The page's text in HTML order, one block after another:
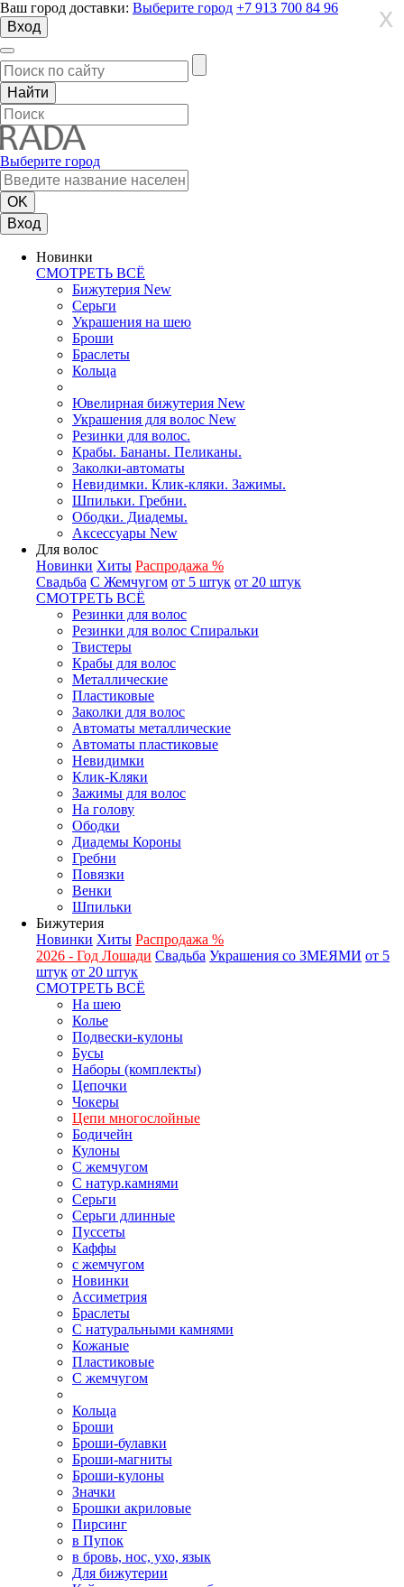
Ваш город доставки: Выберите город +7 913 700 84 96
Вход
Выберите город
Вход
Новинки
СМОТРЕТЬ ВСЁ
Бижутерия New
Серьги
Украшения на шею
Броши
Браслеты
Кольца
Ювелирная бижутерия New
Украшения для волос New
Резинки для волос.
Крабы. Бананы. Пеликаны.
Заколки-автоматы
Невидимки. Клик-кляки. Зажимы.
Шпильки. Гребни.
Ободки. Диадемы.
Аксессуары New
Для волос
Новинки Хиты Распродажа %
Свадьба С Жемчугом от 5 штук от 20 штук
СМОТРЕТЬ ВСЁ
Резинки для волос
Резинки для волос Спиральки
Твистеры
Крабы для волос
Металлические
Пластиковые
Заколки для волос
Автоматы металлические
Автоматы пластиковые
Невидимки
Клик-Кляки
Зажимы для волос
На голову
Ободки
Диадемы Короны
Гребни
Повязки
Венки
Шпильки
Бижутерия
Новинки Хиты Распродажа %
2026 - Год Лошади Свадьба Украшения со ЗМЕЯМИ от 5
штук от 20 штук
СМОТРЕТЬ ВСЁ
На шею
Колье
Подвески-кулоны
Бусы
Наборы (комплекты)
Цепочки
Чокеры
Цепи многослойные
Бодичейн
Кулоны
С жемчугом
С натур.камнями
Серьги
Серьги длинные
Пуссеты
Каффы
с жемчугом
Новинки
Ассиметрия
Браслеты
С натуральными камнями
Кожаные
Пластиковые
С жемчугом
Кольца
Броши
Броши-булавки
Броши-магниты
Броши-кулоны
Значки
Брошки акриловые
Пирсинг
в Пупок
в бровь, нос, ухо, язык
Для бижутерии
X
X
X